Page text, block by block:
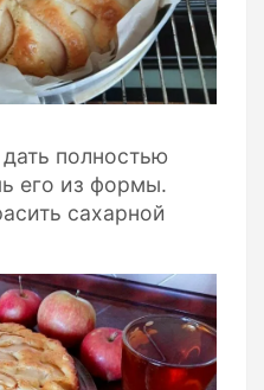
полностью
его из формы.
сахарной